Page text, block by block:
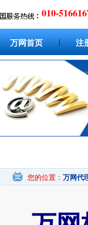
010-
万网首页 注
您的位置： 万网代